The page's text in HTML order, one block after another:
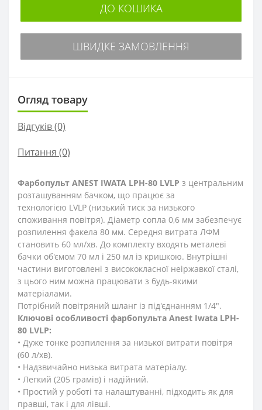
ДО КОШИКА
ШВИДКЕ ЗАМОВЛЕННЯ
Огляд товару
Відгуків (0)
Питання (0)
Фарбопульт ANEST IWATA LPH-80 LVLP з центральним
розташуванням бачком, що працює за
технологією LVLP (низький тиск за низького
споживання повітря). Діаметр сопла 0,6 мм забезпечує
розпилення факела 80 мм. Середня витрата ЛФМ
становить 60 мл/хв. До комплекту входять металеві
бачки об'ємом 70 мл і 250 мл із кришкою. Внутрішні
частини виготовлені з висококласної неіржавкої сталі,
з цього ним можна працювати з будь-якими
матеріалами.
Потрібний повітряний шланг із під'єднанням 1/4".
Ключові особливості фарбопульта Anest Iwata LPH-
80 LVLP:
• Дуже тонке розпилення за низької витрати повітря
(60 л/хв).
• Надзвичайно низька витрата матеріалу.
• Легкий (205 грамів) і надійний.
• Простий у роботі та налаштуванні, підходить як для
правші, так і для лівші.